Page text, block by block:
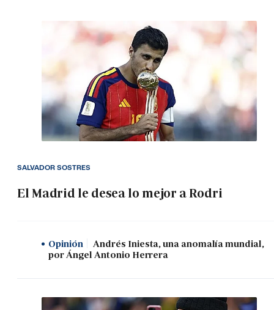
El Madrid le desea lo mejor a Rodri
SALVADOR SOSTRES
Opinión
Andrés Iniesta, una anomalía mundial,
por Ángel Antonio Herrera